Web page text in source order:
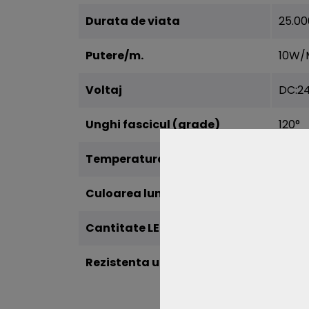
Durata de viata
Putere/m. 10W/
Voltaj
Unghi fascicul (grade) 120°
Temperatura de culoare
Culoarea luminii
Cantitate LED
Rezistenta umiditate (IP)